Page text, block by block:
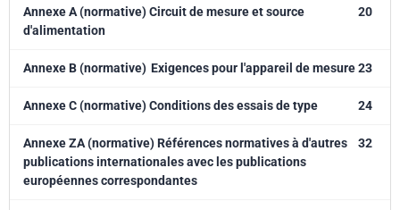
Annexe A (normative) Circuit de mesure et source
d'alimentation
20
Annexe B (normative) Exigences pour l'appareil de mesure 23
Annexe C (normative) Conditions des essais de type 24
Annexe ZA (normative) Références normatives à d'autres
publications internationales avec les publications
européennes correspondantes
32